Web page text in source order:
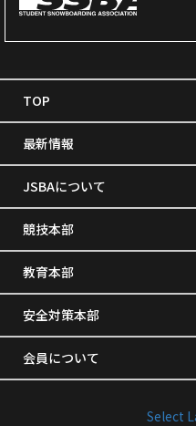
TOP
最新情報
JSBAについて
競技本部
教育本部
安全対策本部
会員について
Select